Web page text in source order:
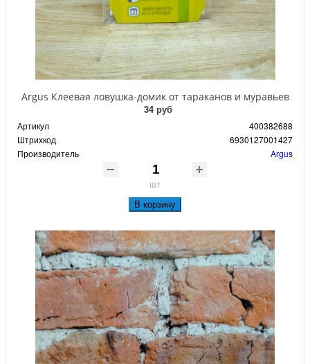
Argus Клеевая ловушка-домик от тараканов и муравьев
34 руб
Артикул
400382688
Штрихкод
6930127001427
Производитель
Argus
шт
В корзину